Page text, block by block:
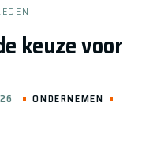
keuze voor
ONDERNEMEN